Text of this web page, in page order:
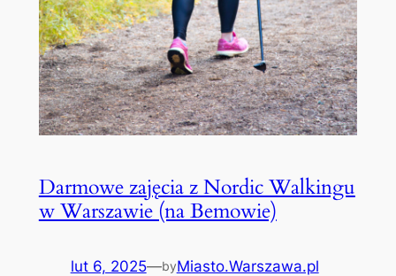
Darmowe zajęcia z Nordic Walkingu
w Warszawie (na Bemowie)
lut 6, 2025—byMiasto.Warszawa.pl